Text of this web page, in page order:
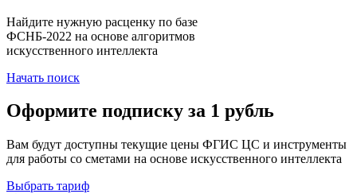
Найдите нужную расценку по базе
ФСНБ-2022 на основе алгоритмов
искусственного интеллекта
Начать поиск
Оформите подписку за 1 рубль
Вам будут доступны текущие цены ФГИС ЦС и инструменты
для работы со сметами на основе искусственного интеллекта
Выбрать тариф